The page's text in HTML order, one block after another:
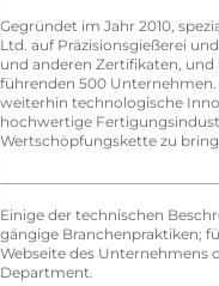
Gegründet im Jahr 2010,
Ltd. auf Präzisionsgießerei
und anderen Zertifikaten,
führenden 500
weiterhin technologische
hochwertige
Wertschöpfungskette zu
Einige der technischen
gängige Branchenpraktiken;
Webseite des Unternehmens
Department.